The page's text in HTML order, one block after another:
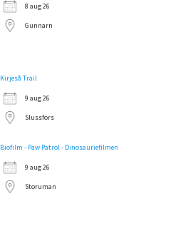
8 aug 26
Gunnarn
Kirjeså Trail
9 aug 26
Slussfors
Biofilm - Paw Patrol - Dinosauriefilmen
9 aug 26
Storuman